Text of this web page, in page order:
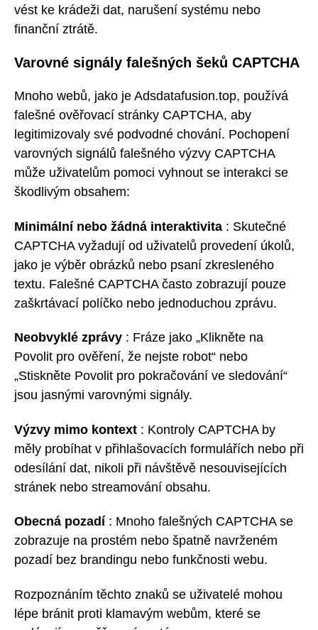
vést ke krádeži dat, narušení systému nebo
finanční ztrátě.
Varovné signály falešných šeků CAPTCHA
Mnoho webů, jako je Adsdatafusion.top, používá
falešné ověřovací stránky CAPTCHA, aby
legitimizovaly své podvodné chování. Pochopení
varovných signálů falešného výzvy CAPTCHA
může uživatelům pomoci vyhnout se interakci se
škodlivým obsahem:
Minimální nebo žádná interaktivita : Skutečné
CAPTCHA vyžadují od uživatelů provedení úkolů,
jako je výběr obrázků nebo psaní zkresleného
textu. Falešné CAPTCHA často zobrazují pouze
zaškrtávací políčko nebo jednoduchou zprávu.
Neobvyklé zprávy : Fráze jako „Klikněte na
Povolit pro ověření, že nejste robot“ nebo
„Stiskněte Povolit pro pokračování ve sledování“
jsou jasnými varovnými signály.
Výzvy mimo kontext : Kontroly CAPTCHA by
měly probíhat v přihlašovacích formulářích nebo při
odesílání dat, nikoli při návštěvě nesouvisejících
stránek nebo streamování obsahu.
Obecná pozadí : Mnoho falešných CAPTCHA se
zobrazuje na prostém nebo špatně navrženém
pozadí bez brandingu nebo funkčnosti webu.
Rozpoznáním těchto znaků se uživatelé mohou
lépe bránit proti klamavým webům, které se